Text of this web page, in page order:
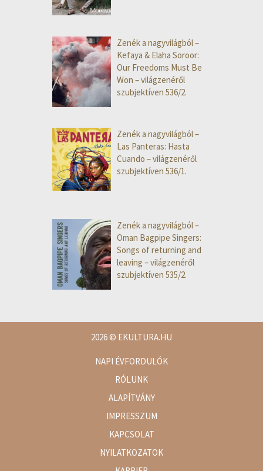
Zenék a nagyvilágból –
Kefaya & Elaha Soroor:
Our Freedoms Must Be
Won – világzenéről
szubjektíven 536/2.
Zenék a nagyvilágból –
Las Panteras: Hasta
Cuando – világzenéről
szubjektíven 536/1.
Zenék a nagyvilágból –
Oman Bagpipe Singers:
Songs of returning and
leaving – világzenéről
szubjektíven 535/2.
2026© EKULTURA.HU
NAPI ÉVFORDULÓK
RÓLUNK
ALAPÍTVÁNY
IMPRESSZUM
KAPCSOLAT
NYILATKOZATOK